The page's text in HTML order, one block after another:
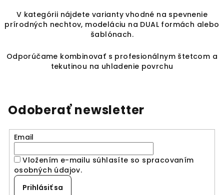
e
p
r
k
y
p
i
s
u
V kategórii nájdete varianty vhodné na spevnenie
prírodných nechtov, modeláciu na DUAL formách alebo
šablónach.
Odporúčame kombinovať s profesionálnym štetcom a
tekutinou na uhladenie povrchu
Odoberať newsletter
Email
Vložením e-mailu súhlasíte so spracovaním
osobných údajov.
Prihlásiť sa